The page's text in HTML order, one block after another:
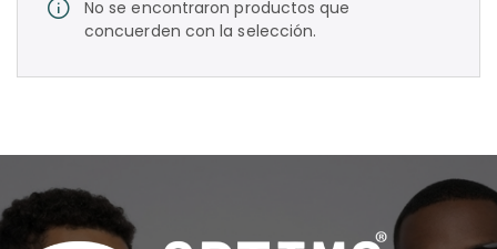
No se encontraron productos que
concuerden con la selección.